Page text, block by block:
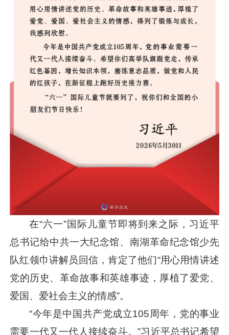
在“六一”国际儿童节即将到来之际， 习近平
总书记给中共一大纪念馆、南湖革命纪念馆少先
队红领巾讲解员回信，肯定了他们“用心用情讲述
党的历史、革命故事和英雄事迹，厚植了爱党、
爱国、爱社会主义的情感”。
“今年是中国共产党成立105周年，党的事业
需要一代又一代人接续奋斗。”习近平总书记希望